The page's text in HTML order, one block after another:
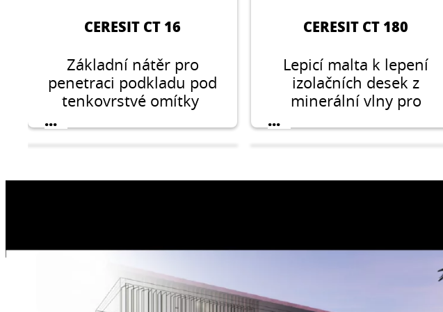
CERESIT CT 16
Základní nátěr pro
penetraci podkladu pod
tenkovrstvé omítky
...
CERESIT CT 180
Lepicí malta k lepení
izolačních desek z
minerální vlny pro
tepelnou izolaci budov
pomocí systému ETICS a
...
CERESIT CT 76